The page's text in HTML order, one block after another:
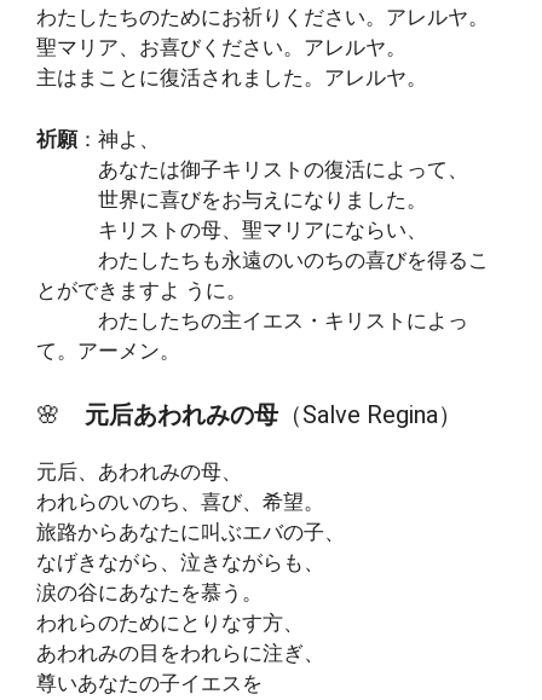
わたしたちのためにお祈りください。アレルヤ。
聖マリア、お喜びください。アレルヤ。
主はまことに復活されました。アレルヤ。
祈願：神よ、
あなたは御子キリストの復活によって、
世界に喜びをお与えになりました。
キリストの母、聖マリアにならい、
わたしたちも永遠のいのちの喜びを得るこ
とができますよ うに。
わたしたちの主イエス・キリストによっ
て。アーメン。
🌸 元后あわれみの母 （Salve Regina）
元后、あわれみの母、
われらのいのち、喜び、希望。
旅路からあなたに叫ぶエバの子、
なげきながら、泣きながらも、
涙の谷にあなたを慕う。
われらのためにとりなす方、
あわれみの目をわれらに注ぎ、
尊いあなたの子イエスを